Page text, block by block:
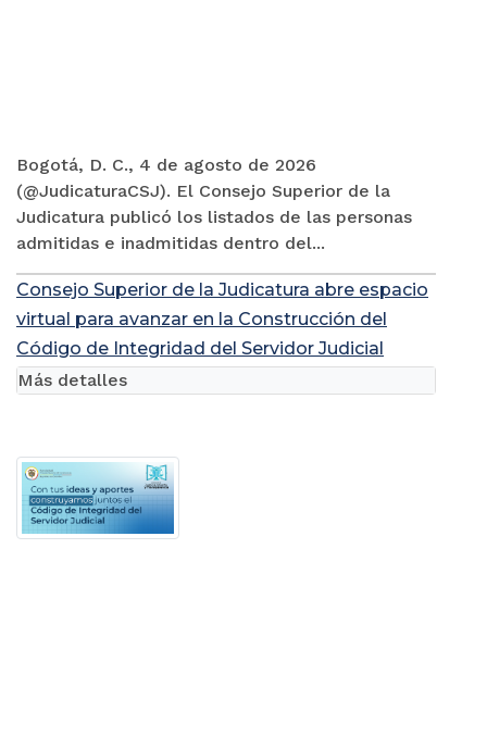
Bogotá, D. C., 4 de agosto de 2026
(@JudicaturaCSJ). El Consejo Superior de la
Judicatura publicó los listados de las personas
admitidas e inadmitidas dentro del...
Consejo Superior de la Judicatura abre espacio
virtual para avanzar en la Construcción del
Código de Integridad del Servidor Judicial
Más detalles